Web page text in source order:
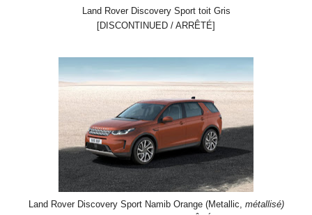
Land Rover Discovery Sport toit Gris
[DISCONTINUED / ARRÊTÉ]
Land Rover Discovery Sport Namib Orange (Metallic, métallisé)